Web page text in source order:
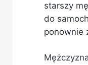
starszy
do
ponownie